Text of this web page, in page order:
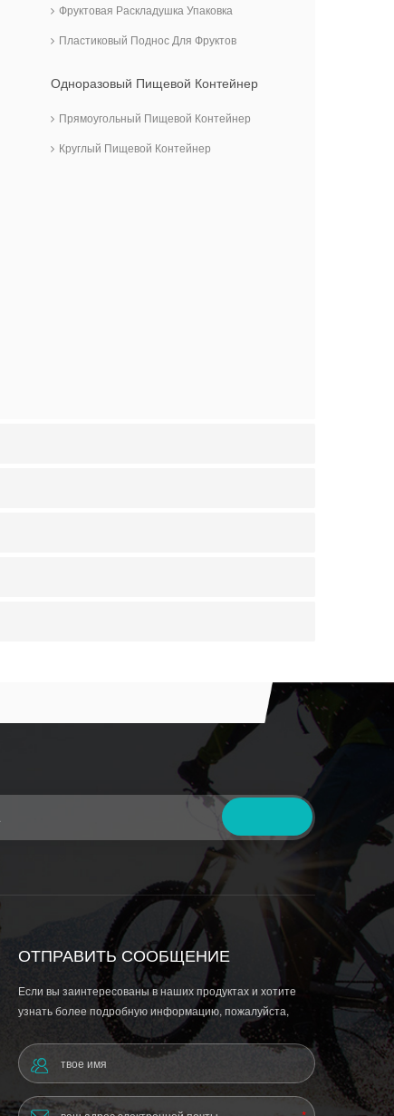
Фруктовая Раскладушка Упаковка
Пластиковый Поднос Для Фруктов
Одноразовый Пищевой Контейнер
Прямоугольный Пищевой Контейнер
Круглый Пищевой Контейнер
ОТПРАВИТЬ СООБЩЕНИЕ
Если вы заинтересованы в наших продуктах и ​​хотите
узнать более подробную информацию, пожалуйста,
оставьте сообщение здесь, и мы ответим вам, как только
сможем.